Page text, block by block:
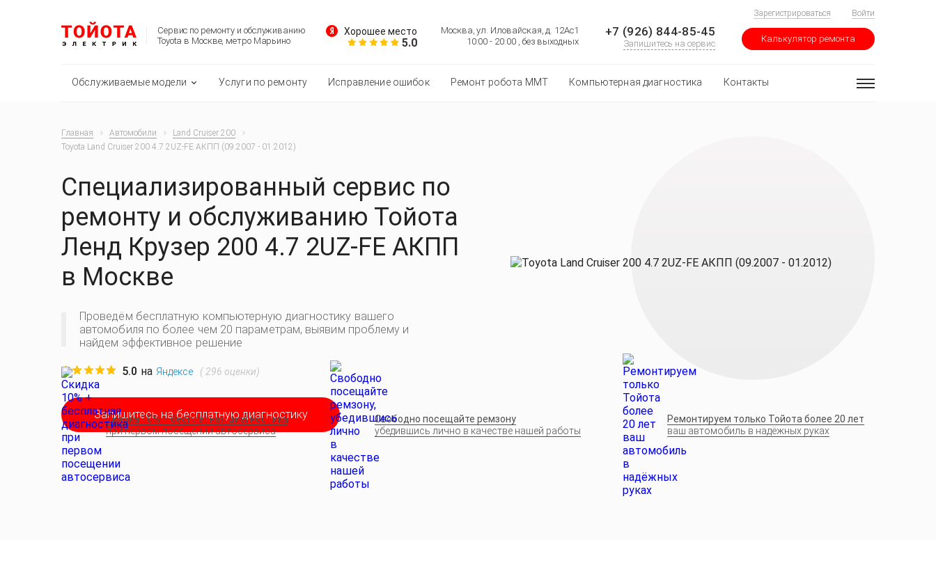
Сервис по ремонту и обслуживанию
Toyota в Москве, метро Марьино
Зарегистрироваться Войти
Хорошее место
5.0
Москва, ул. Иловайская, д. 12Ас1
10:00 - 20:00 , без выходных
+7 (926) 844-85-45
Запишитесь на сервис Калькулятор ремонта
Обслуживаемые модели Услуги по ремонту Исправление ошибок Ремонт робота MMT Компьютерная диагностика Контакты
Главная Автомобили
Land Cruiser 200
Toyota Land Cruiser 200 4.7 2UZ-FE АКПП (09.2007 - 01.2012)
Специализированный сервис по
ремонту и обслуживанию Тойота
Ленд Крузер 200 4.7 2UZ-FE АКПП
в Москве
Проведём бесплатную компьютерную диагностику вашего
автомобиля по более чем 20 параметрам, выявим проблему и
найдем эффективное решение
5.0 на Яндексе ( 296 оценки)
Запишитесь на бесплатную диагностику
Скидка 10% + бесплатная диагностика
при первом посещении автосервиса
Свободно посещайте ремзону
убедившись лично в качестве нашей работы
Ремонтируем только Тойота более 20 лет
ваш автомобиль в надёжных руках